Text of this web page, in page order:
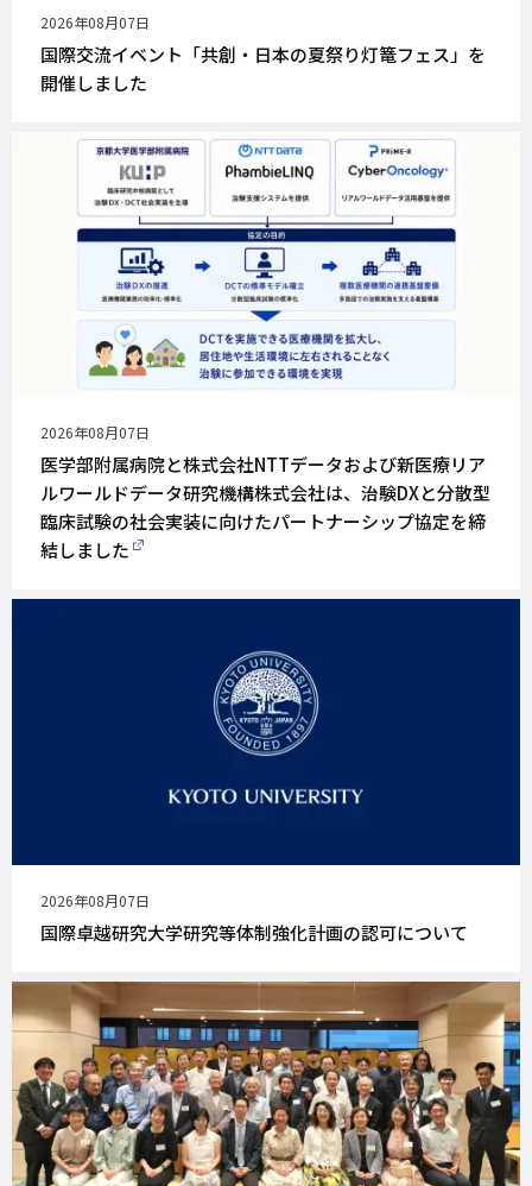
公
開
日
2026年08月07日
国際交流イベント「共創・日本の夏祭り灯篭フェス」を
開催しました
公
開
日
2026年08月07日
医学部附属病院と株式会社NTTデータおよび新医療リア
ルワールドデータ研究機構株式会社は、治験DXと分散型
臨床試験の社会実装に向けたパートナーシップ協定を締
結しました
公
開
日
2026年08月07日
国際卓越研究大学研究等体制強化計画の認可について